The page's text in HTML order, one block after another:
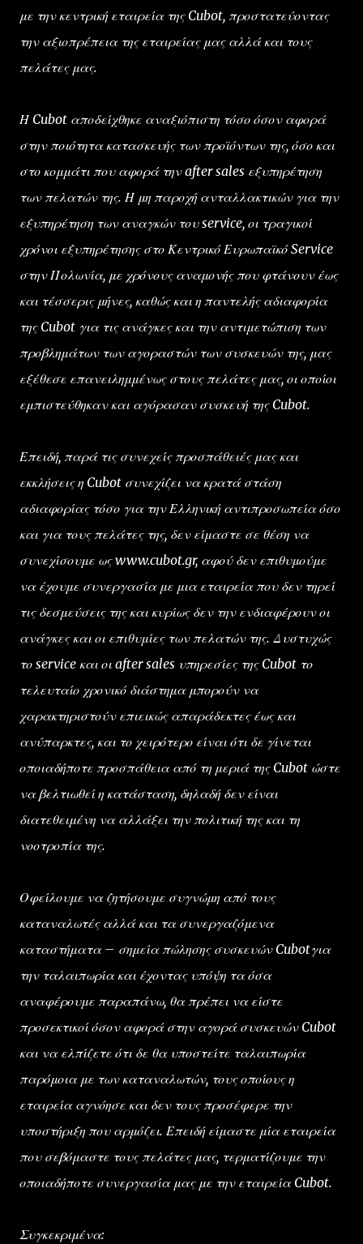
με την κεντρική εταιρεία της Cubot, προστατεύοντας
την αξιοπρέπεια της εταιρείας μας αλλά και τους
πελάτες μας.
Η Cubot αποδείχθηκε αναξιόπιστη τόσο όσον αφορά
στην ποιότητα κατασκευής των προϊόντων της, όσο και
στο κομμάτι που αφορά την after sales εξυπηρέτηση
των πελατών της. Η μη παροχή ανταλλακτικών για την
εξυπηρέτηση των αναγκών του service, οι τραγικοί
χρόνοι εξυπηρέτησης στο Κεντρικό Ευρωπαϊκό Service
στην Πολωνία, με χρόνους αναμονής που φτάνουν έως
και τέσσερις μήνες, καθώς και η παντελής αδιαφορία
της Cubot για τις ανάγκες και την αντιμετώπιση των
προβλημάτων των αγοραστών των συσκευών της, μας
εξέθεσε επανειλημμένως στους πελάτες μας, οι οποίοι
εμπιστεύθηκαν και αγόρασαν συσκευή της Cubot.
Επειδή, παρά τις συνεχείς προσπάθειές μας και
εκκλήσεις η Cubot συνεχίζει να κρατά στάση
αδιαφορίας τόσο για την Ελληνική αντιπροσωπεία όσο
και για τους πελάτες της, δεν είμαστε σε θέση να
συνεχίσουμε ως www.cubot.gr, αφού δεν επιθυμούμε
να έχουμε συνεργασία με μια εταιρεία που δεν τηρεί
τις δεσμεύσεις της και κυρίως δεν την ενδιαφέρουν οι
ανάγκες και οι επιθυμίες των πελατών της. Δυστυχώς
το service και οι after sales υπηρεσίες της Cubot το
τελευταίο χρονικό διάστημα μπορούν να
χαρακτηριστούν επιεικώς απαράδεκτες έως και
ανύπαρκτες, και το χειρότερο είναι ότι δε γίνεται
οποιαδήποτε προσπάθεια από τη μεριά της Cubot ώστε
να βελτιωθεί η κατάσταση, δηλαδή δεν είναι
διατεθειμένη να αλλάξει την πολιτική της και τη
νοοτροπία της.
Οφείλουμε να ζητήσουμε συγνώμη από τους
καταναλωτές αλλά και τα συνεργαζόμενα
καταστήματα – σημεία πώλησης συσκευών Cubotγια
την ταλαιπωρία και έχοντας υπόψη τα όσα
αναφέρουμε παραπάνω, θα πρέπει να είστε
προσεκτικοί όσον αφορά στην αγορά συσκευών Cubot
και να ελπίζετε ότι δε θα υποστείτε ταλαιπωρία
παρόμοια με των καταναλωτών, τους οποίους η
εταιρεία αγνόησε και δεν τους προσέφερε την
υποστήριξη που αρμόζει. Επειδή είμαστε μία εταιρεία
που σεβόμαστε τους πελάτες μας, τερματίζουμε την
οποιαδήποτε συνεργασία μας με την εταιρεία Cubot.
Συγκεκριμένα: